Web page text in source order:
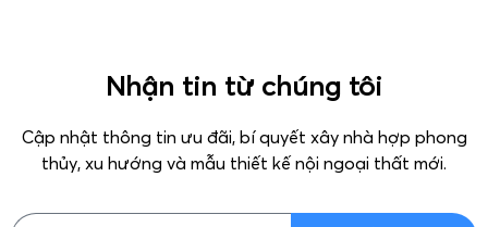
Nhận tin từ chúng tôi
Cập nhật thông tin ưu đãi, bí quyết xây nhà hợp phong
thủy, xu hướng và mẫu thiết kế nội ngoại thất mới.